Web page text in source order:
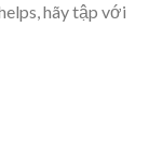
hãy tập với